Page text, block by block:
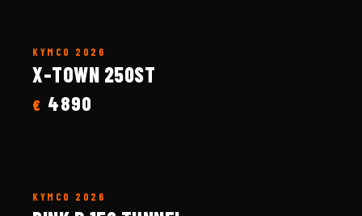
KYMCO 2026
X-TOWN 250ST
€ 4890
KYMCO 2026